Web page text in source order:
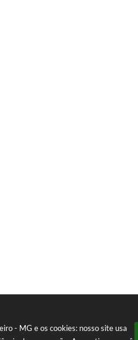
- MG e os cookies: nosso site usa